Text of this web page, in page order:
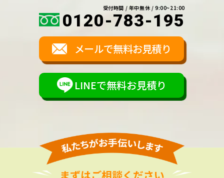
受付時間 / 年中無休 / 9:00~21:00
0120-783-195
メールで無料お見積り
LINEで無料お見積り